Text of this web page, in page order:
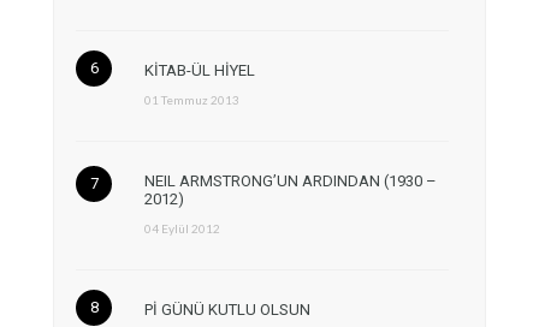
KİTAB-ÜL HİYEL
01 Temmuz 2013
NEIL ARMSTRONG’UN ARDINDAN (1930 –
2012)
04 Eylül 2012
Pİ GÜNÜ KUTLU OLSUN